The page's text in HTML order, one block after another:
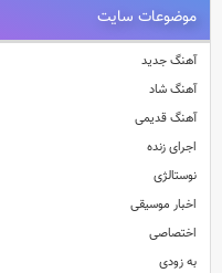
موضوعات سایت
آهنگ جدید
آهنگ شاد
آهنگ قدیمی
اجرای زنده
نوستالژی
اخبار موسیقی
اختصاصی
به زودی